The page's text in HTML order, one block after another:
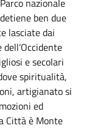
nazionale
ben due
lasciate dai
e secolari
spiritualità,
artigianato si
ed
Città è Monte